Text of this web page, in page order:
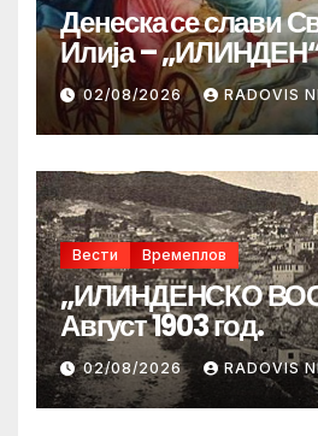
Денеска се слави
Илија –
02/08/2026 RADOVIS
Вести Времеплов
„ИЛИНДЕНСКО
Август 1903 год.
02/08/2026 RADOVIS